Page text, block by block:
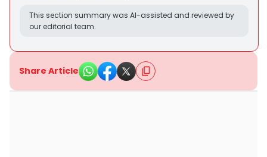
This section summary was AI-assisted and reviewed by
our editorial team.
Share Article